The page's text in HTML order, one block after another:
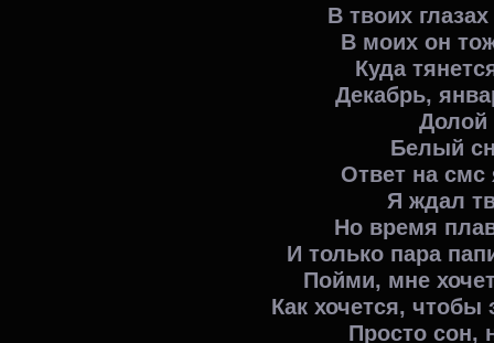
В твоих
В моих он
Куда
Декабрь,
Долой
Белый
Ответ на смс
Я ждал
Но время
И только пара
Пойми, мне
Как хочется,
Просто сон,